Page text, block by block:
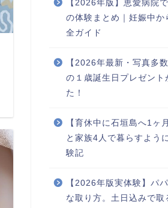
【2026年版】恵愛病院
の体験まとめ｜妊娠中か
全ガイド
【2026年最新・写真多
の１歳誕生日プレゼント
た！
【育休中に石垣島へ1ヶ
と家族4人で暮らすよう
験記
【2026年版実体験】パ
な取り方。土日込みで取